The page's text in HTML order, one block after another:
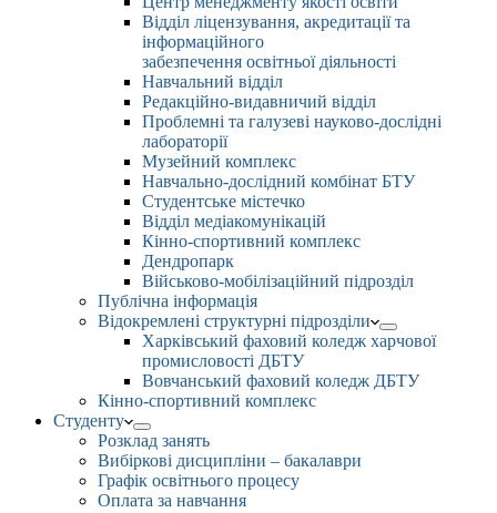
Відділ ліцензування, акредитації та
інформаційного
забезпечення освітньої діяльності
Навчальний відділ
Редакційно-видавничий відділ
Проблемні та галузеві науково-дослідні
лабораторії
Музейний комплекс
Навчально-дослідний комбінат БТУ
Студентське містечко
Відділ медіакомунікацій
Кінно-спортивний комплекс
Дендропарк
Військово-мобілізаційний підрозділ
Публічна інформація
Відокремлені структурні підрозділи
Харківський фаховий коледж харчової
промисловості ДБТУ
Вовчанський фаховий коледж ДБТУ
Кінно-спортивний комплекс
Студенту
Розклад занять
Вибіркові дисципліни – бакалаври
Графік освітнього процесу
Оплата за навчання